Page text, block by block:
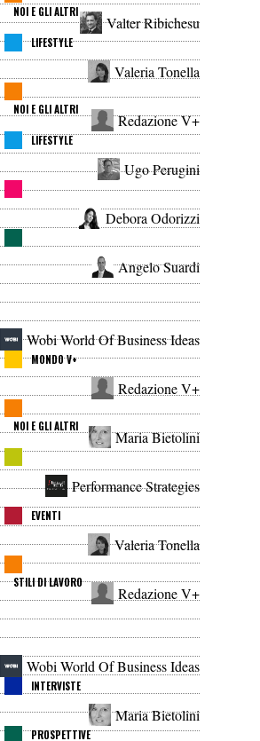
Valter Ribichesu
NOI E GLI ALTRI
Valeria Tonella
LIFESTYLE
Redazione V+
NOI E GLI ALTRI
Ugo Perugini
LIFESTYLE
Debora Odorizzi
Angelo Suardi
Wobi World Of Business Ideas
Redazione V+
MONDO V+
Maria Bietolini
NOI E GLI ALTRI
Performance Strategies
Valeria Tonella
EVENTI
Redazione V+
STILI DI LAVORO
Wobi World Of Business Ideas
Maria Bietolini
INTERVISTE
PROSPETTIVE